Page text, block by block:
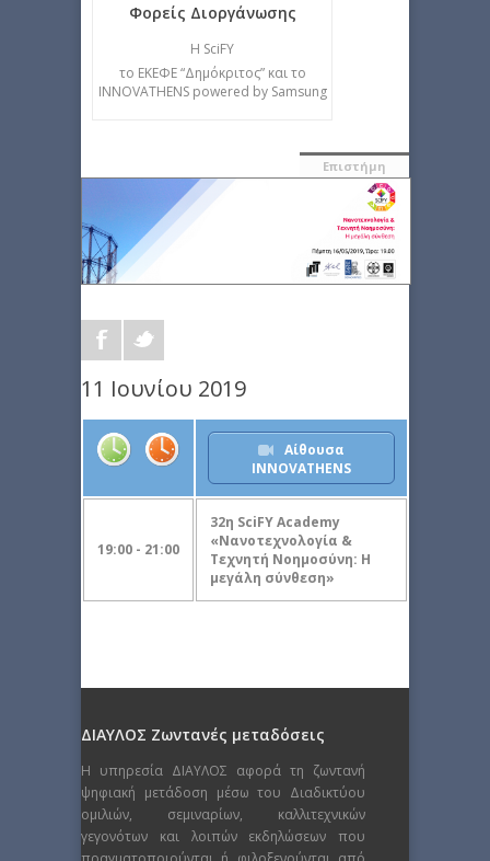
Φορείς Διοργάνωσης
Η SciFY
το ΕΚΕΦΕ “Δημόκριτος” και το
INNOVATHENS powered by Samsung
Επιστήμη
11 Ιουνίου 2019
Αίθουσα
INNOVATHENS
19:00 - 21:00
32η SciFY Academy
«Νανοτεχνολογία &
Τεχνητή Νοημοσύνη: Η
μεγάλη σύνθεση»
ΔΙΑΥΛΟΣ Ζωντανές μεταδόσεις
Η υπηρεσία ΔΙΑΥΛΟΣ αφορά τη ζωντανή
ψηφιακή μετάδοση μέσω του Διαδικτύου
ομιλιών, σεμιναρίων, καλλιτεχνικών
γεγονότων και λοιπών εκδηλώσεων που